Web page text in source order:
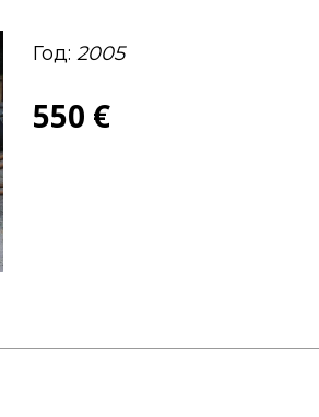
Год: 2005
550 €